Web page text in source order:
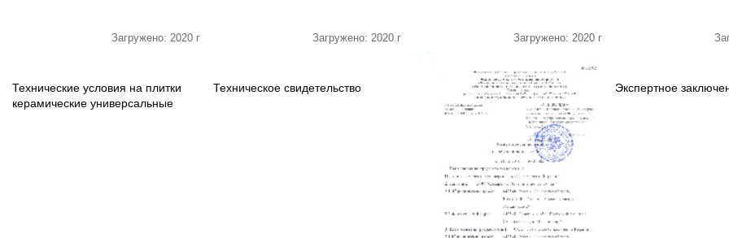
Загружено: 2020 г
Технические условия на плитки
керамические универсальные
Загружено: 2020 г
Техническое свидетельство
Загружено: 2020 г
Экспертное